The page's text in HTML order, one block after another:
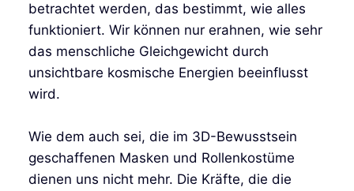
betrachtet werden, das bestimmt, wie alles
funktioniert. Wir können nur erahnen, wie sehr
das menschliche Gleichgewicht durch
unsichtbare kosmische Energien beeinflusst
wird.
Wie dem auch sei, die im 3D-Bewusstsein
geschaffenen Masken und Rollenkostüme
dienen uns nicht mehr. Die Kräfte, die die